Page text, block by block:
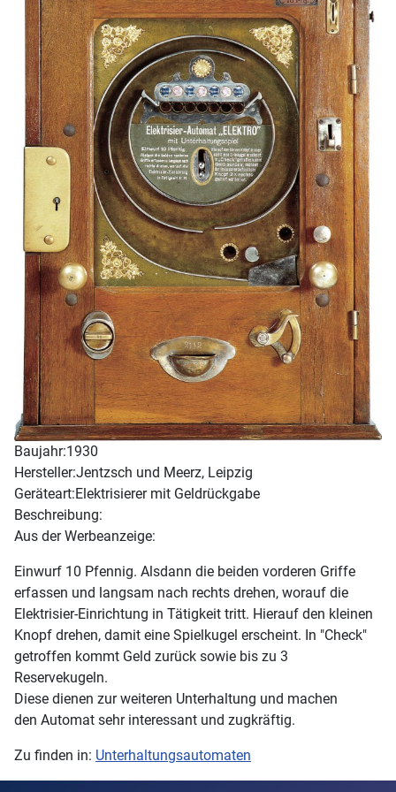
Baujahr:1930
Hersteller:Jentzsch und Meerz, Leipzig
Geräteart:Elektrisierer mit Geldrückgabe
Beschreibung:
Aus der Werbeanzeige:
Einwurf 10 Pfennig. Alsdann die beiden vorderen Griffe
erfassen und langsam nach rechts drehen, worauf die
Elektrisier-Einrichtung in Tätigkeit tritt. Hierauf den kleinen
Knopf drehen, damit eine Spielkugel erscheint. In "Check"
getroffen kommt Geld zurück sowie bis zu 3
Reservekugeln.
Diese dienen zur weiteren Unterhaltung und machen
den Automat sehr interessant und zugkräftig.
Zu finden in: Unterhaltungsautomaten